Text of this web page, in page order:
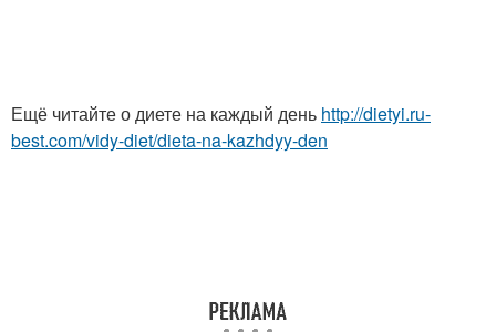
Ещё читайте о диете на каждый день http://dietyi.ru-
best.com/vidy-diet/dieta-na-kazhdyy-den